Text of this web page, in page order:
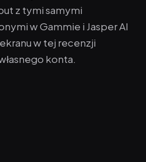
z tymi samymi
w Gammie i Jasper AI
w tej recenzji
konta.